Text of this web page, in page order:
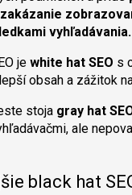
vyhľadávania.
je white hat SEO s
obsah a zážitok
stoja gray hat
ale
black hat